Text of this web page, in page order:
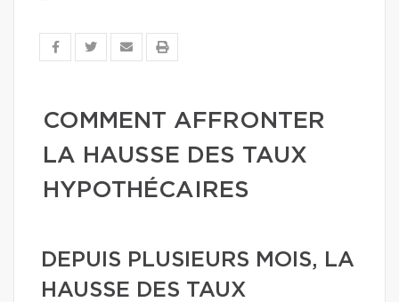
COMMENT AFFRONTER
LA HAUSSE DES TAUX
HYPOTHÉCAIRES
DEPUIS PLUSIEURS MOIS, LA
HAUSSE DES TAUX